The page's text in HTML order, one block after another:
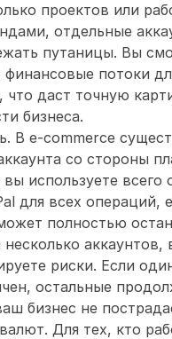
проектов или
отдельные
путаницы. Вы
финансовые потоки
что даст точную
бизнеса.
В e-commerce
со стороны
используете всего
для всех операций,
полностью
аккаунтов,
риски. Если
остальные
бизнес не
Для тех, кто